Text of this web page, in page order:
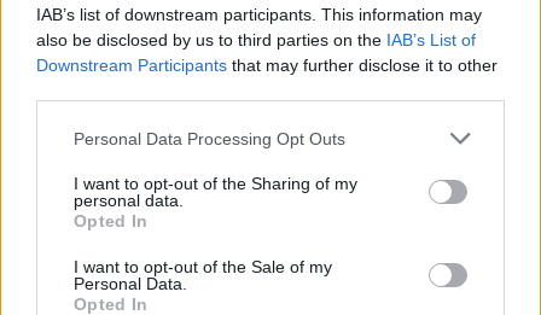
IAB’s list of downstream participants. This information may
also be disclosed by us to third parties on the IAB’s List of
Downstream Participants that may further disclose it to other
Please note that this website/app uses one or more Google
not limited to your visit or usage behaviour. You may click to
grant or deny consent to Google and its third-party tags to
use your data for below specified purposes in below Google
consent section.
Personal Data Processing Opt Outs
I want to opt-out of the Sharing of my
personal data.
Opted In
I want to opt-out of the Sale of my
Personal Data.
Opted In
Σκύλος δάγκωσε στα γεννητικά όργανα τον Κάρλες
Πέρεθ του Άρη: Έκανε ράμματα και νοσηλεύεται
Ο επιθετικός του Άρη νοσηλεύεται στο νοσοκομείο,
όπου χρειάστηκε να του κάνουν έξι ράμματα, μετά
30.07.2025, 17:12 112